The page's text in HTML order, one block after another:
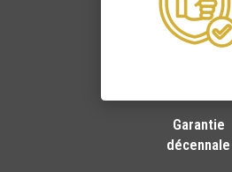
Garantie
décennale